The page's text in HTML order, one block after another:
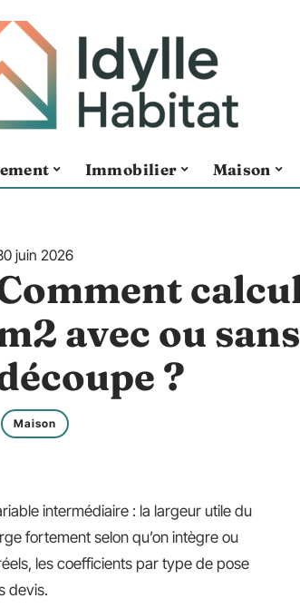
Immobilier Maison
juin 2026
avec ou
?
Maison
intermédiaire : la largeur utile du
fortement selon qu’on intègre ou
les coefficients par type de pose
devis.